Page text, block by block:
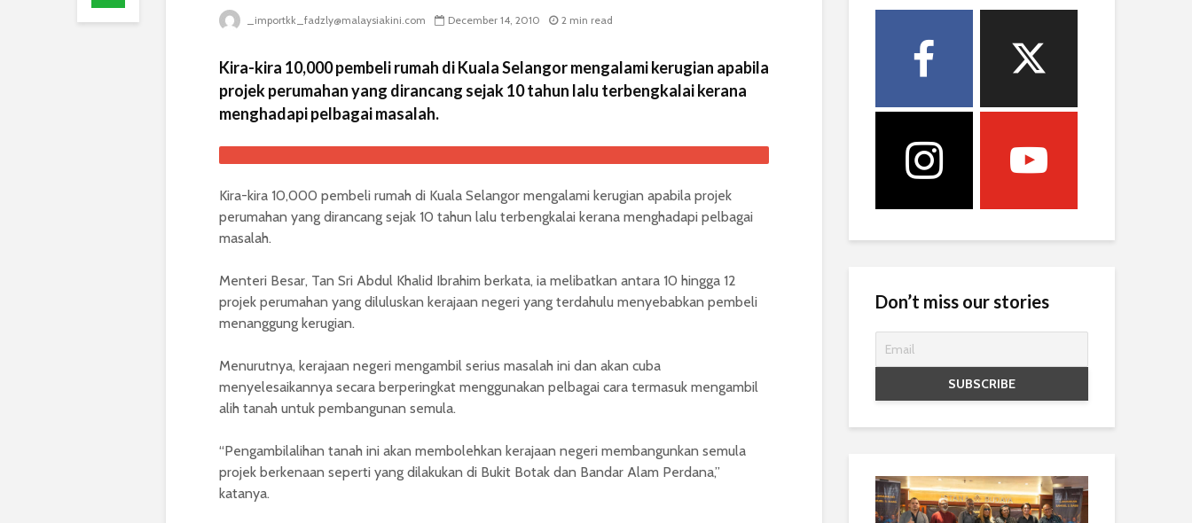
_importkk_fadzly@malaysiakini.com December 14, 2010 2 min read
Kira-kira 10,000 pembeli rumah di Kuala Selangor mengalami kerugian apabila
projek perumahan yang dirancang sejak 10 tahun lalu terbengkalai kerana
menghadapi pelbagai masalah.
Kira-kira 10,000 pembeli rumah di Kuala Selangor mengalami kerugian apabila projek
perumahan yang dirancang sejak 10 tahun lalu terbengkalai kerana menghadapi pelbagai
masalah.
Menteri Besar, Tan Sri Abdul Khalid Ibrahim berkata, ia melibatkan antara 10 hingga 12
projek perumahan yang diluluskan kerajaan negeri yang terdahulu menyebabkan pembeli
menanggung kerugian.
Menurutnya, kerajaan negeri mengambil serius masalah ini dan akan cuba
menyelesaikannya secara berperingkat menggunakan pelbagai cara termasuk mengambil
alih tanah untuk pembangunan semula.
“Pengambilalihan tanah ini akan membolehkan kerajaan negeri membangunkan semula
projek berkenaan seperti yang dilakukan di Bukit Botak dan Bandar Alam Perdana,”
katanya.
Don’t miss our stories